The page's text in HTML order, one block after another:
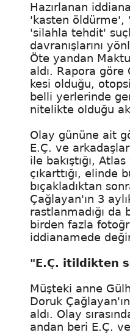
Hazırlanan
'kasten öldürme',
'silahla tehdit'
davranışlarını
Öte yandan
aldı. Rapora
kesi olduğu,
belli yerlerinde
nitelikte olduğu
Olay gününe ait
E.Ç. ve
ile bakıştığı,
çıkarttığı, elinde
bıçakladıktan
Çağlayan'ın 3
rastlanmadığı
birden fazla
iddianamede
"E.Ç. itildikten
Müşteki anne
Doruk
aldı. Olay
andan beri E.Ç.